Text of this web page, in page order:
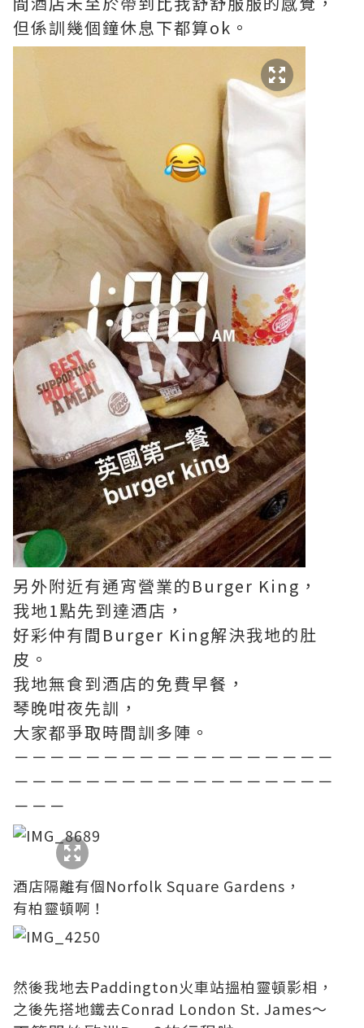
但係訓幾個鐘休息下都算ok。
另外附近有通宵營業的Burger King，
我地1點先到達酒店，
好彩仲有間Burger King解決我地的肚
皮。
我地無食到酒店的免費早餐，
琴晚咁夜先訓，
大家都爭取時間訓多陣。
－－－－－－－－－－－－－－－－－－
－－－－－－－－－－－－－－－－－－
－－－
酒店隔離有個Norfolk Square Gardens，
有柏靈頓啊！
然後我地去Paddington火車站搵柏靈頓影相，
之後先搭地鐵去Conrad London St. James～